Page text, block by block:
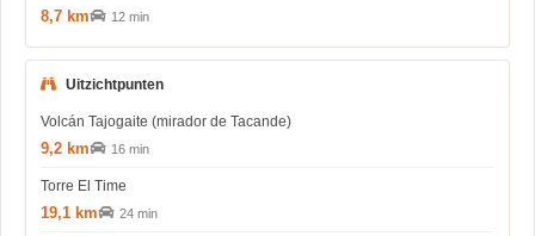
8,7 km 12 min
Uitzichtpunten
Volcán Tajogaite (mirador de Tacande)
9,2 km 16 min
Torre El Time
19,1 km 24 min